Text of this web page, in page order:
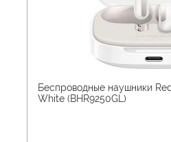
Беспроводные наушники
White (BHR9250GL)